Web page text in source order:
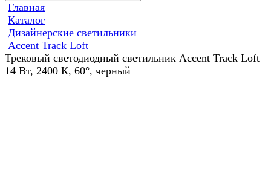
Главная
Каталог
Дизайнерские светильники
Accent Track Loft
Трековый светодиодный светильник Accent Track Loft
14 Вт, 2400 К, 60°, черный